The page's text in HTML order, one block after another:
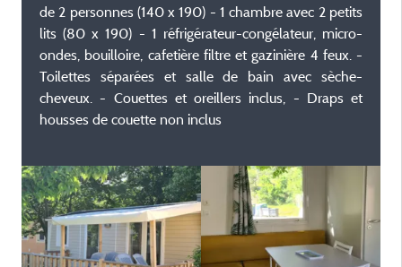
de 2 personnes (140 x 190) - 1 chambre avec 2 petits
lits (80 x 190) - 1 réfrigérateur-congélateur, micro-
ondes, bouilloire, cafetière filtre et gazinière 4 feux. -
Toilettes séparées et salle de bain avec sèche-
cheveux. - Couettes et oreillers inclus, - Draps et
housses de couette non inclus